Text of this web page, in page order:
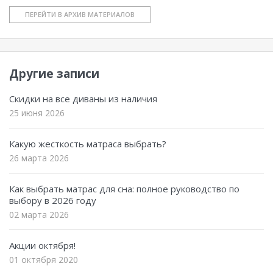
ПЕРЕЙТИ В АРХИВ МАТЕРИАЛОВ
Другие записи
Скидки на все диваны из наличия
25 июня 2026
Какую жесткость матраса выбрать?
26 марта 2026
Как выбрать матрас для сна: полное руководство по
выбору в 2026 году
02 марта 2026
Акции октября!
01 октября 2020